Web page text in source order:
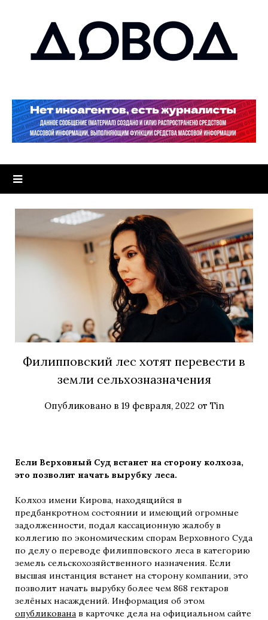
Филипповский лес хотят перевести в
земли сельхозназначения
Опубликовано в 19 февраля, 2022 от Tin
Если Верховный Суд встанет на сторону колхоза,
это позволит начать вырубку леса.
Колхоз имени Кирова, находящийся в
предбанкротном состоянии и имеющий огромные
задолженности, подал кассационную жалобу в
коллегию по экономическим спорам Верховного Суда
по делу о переводе филипповского леса в категорию
земель сельскохозяйственного назначения. Если
высшая инстанция встанет на сторону компании, это
позволит начать вырубку более чем 868 гектаров
зелёных насаждений. Информация об этом
опубликована в карточке дела на официальном сайте